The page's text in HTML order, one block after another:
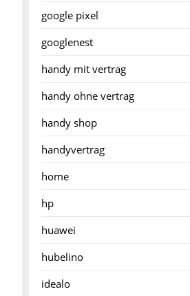
google pixel
googlenest
handy mit vertrag
handy ohne vertrag
handy shop
handyvertrag
home
hp
huawei
hubelino
idealo